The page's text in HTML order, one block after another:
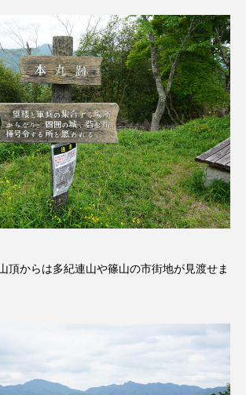
知りたい、聞きたい、伝えたい
ゆたかな第三の人生のススメ
校 ゆりのき台小学校
かに過ごすためのふくし情報！
わらべうたベビーマッサージ
モンズ アクトスクエア
アメリカ・イギリス製作
頂からは多紀連山や篠山の市街地が見渡せま